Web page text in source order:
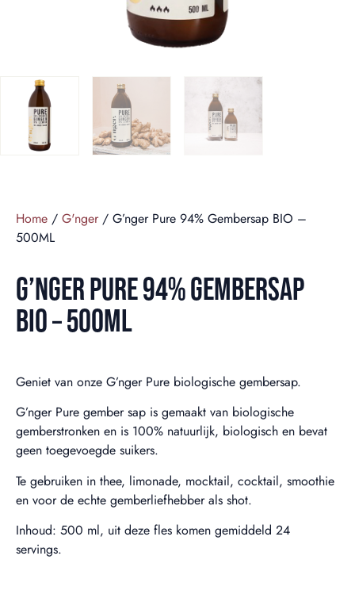
Home / G'nger / G’nger Pure 94% Gembersap BIO –
500ML
G’NGER PURE 94% GEMBERSAP
BIO – 500ML
Geniet van onze G’nger Pure biologische gembersap.
G’nger Pure gember sap is gemaakt van biologische
gemberstronken en is 100% natuurlijk, biologisch en bevat
geen toegevoegde suikers.
Te gebruiken in thee, limonade, mocktail, cocktail, smoothie
en voor de echte gemberliefhebber als shot.
Inhoud: 500 ml, uit deze fles komen gemiddeld 24
servings.